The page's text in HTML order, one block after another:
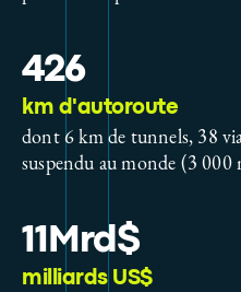
426
km d'autoroute
dont 6 km de tunnels, 38
suspendu au monde (3 000
11Mrd$
milliards US$